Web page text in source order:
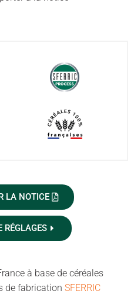
LA NOTICE
RÉGLAGES
à base de céréales
de fabrication SFERRIC